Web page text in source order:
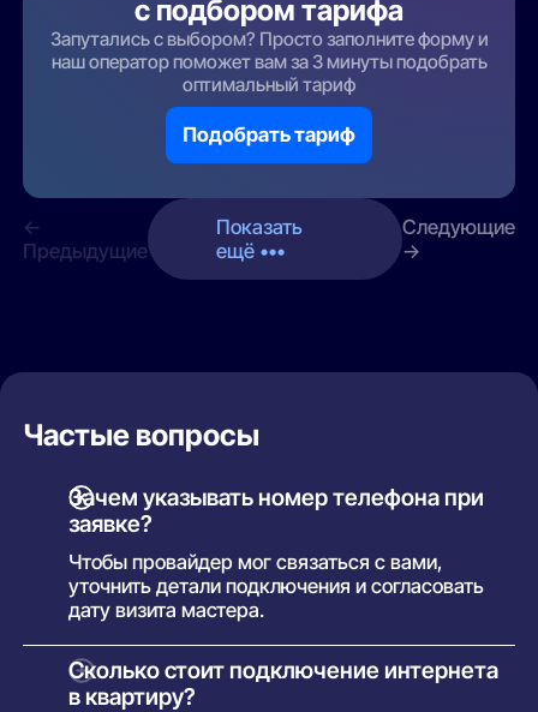
с подбором тарифа
Запутались с выбором? Просто заполните форму и
наш оператор поможет вам за 3 минуты подобрать
оптимальный тариф
Подобрать тариф
←
Предыдущие
Показать
ещё •••
Следующие
→
Частые вопросы
Зачем указывать номер телефона при
заявке?
Чтобы провайдер мог связаться с вами,
уточнить детали подключения и согласовать
дату визита мастера.
Сколько стоит подключение интернета
в квартиру?